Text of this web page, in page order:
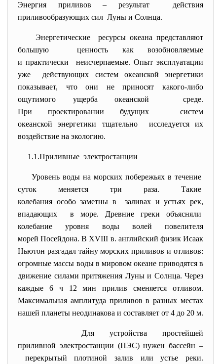
Энергия приливов – результат действия
приливообразующих сил Луны и Солнца.
Энергетические ресурсы океана представляют
большую ценность как возобновляемые
и практически неисчерпаемые. Опыт эксплуатации
уже действующих систем океанской энергетики
показывает, что они не приносят какого-либо
ощутимого ущерба океанской среде.
При проектировании будущих систем
океанской энергетики тщательно исследуется их
воздействие на экологию.
1.1.Приливные электростанции
Уровень воды на морских побережьях в течение
суток меняется три раза. Такие
колебания особо заметны в заливах и устьях рек,
впадающих в море. Древние греки объясняли
колебание уровня воды волей повелителя
морей Посейдона. В XVIII в. английский физик Исаак
Ньютон разгадал тайну морских приливов и отливов:
огромные массы воды в мировом океане приводятся в
движение силами притяжения Луны и Солнца. Через
каждые 6 ч 12 мин прилив сменяется отливом.
Максимальная амплитуда приливов в разных местах
нашей планеты неодинакова и составляет от 4 до 20 м.
Для устройства простейшей
приливной электростанции (ПЭС) нужен бассейн –
перекрытый плотиной залив или устье реки.